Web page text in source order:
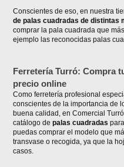
Conscientes de eso, en nuestra
de palas cuadradas de distintas
comprar la pala cuadrada que
ejemplo las reconocidas palas
Ferretería Turró: Compra
precio online
Como ferretería profesional
conscientes de la importancia de
buena calidad, en Comercial
catálogo depalas cuadradas
puedas comprar el modelo que
transvase o recogida, ya que la
casos.